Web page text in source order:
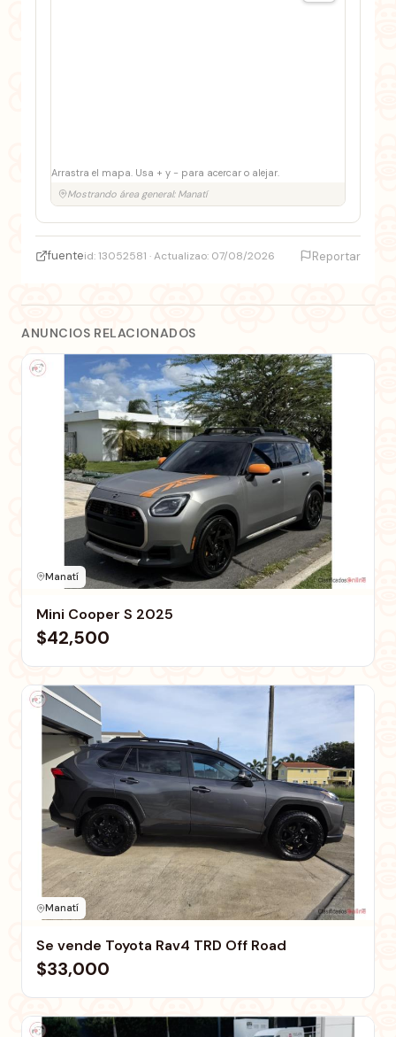
Arrastra el mapa. Usa + y − para acercar o alejar.
Mostrando área general: Manatí
fuenteid: 13052581 · Actualizao: 07/08/2026 Reportar
ANUNCIOS RELACIONADOS
Manatí
Mini Cooper S 2025
$42,500
Manatí
Se vende Toyota Rav4 TRD Off Road
$33,000